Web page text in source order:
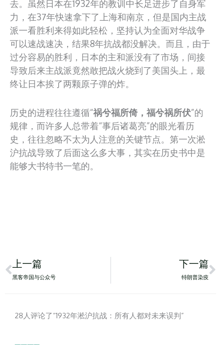
去。虽然日本在1932年的教训中长足进步了自身军
力，在37年快速拿下了上海和南京，但是国内主战
派一看胜利来得如此轻松，坚持认为全面对华战争
可以速战速决，结果8年抗战都没解决。而且，由于
过分容易的胜利，日本的主和派没有了市场，间接
导致后来主战派竟然敢把战火烧到了美国头上，最
终让日本挨了两颗原子弹的炸。
历史的进程往往遵循“祸兮福所倚，福兮祸所伏”的
规律，而许多人总带着“事后诸葛亮”的眼光看历
史，往往忽略不太为人注意的关键节点。第一次淞
沪抗战导致了后面这么多大事，其实在历史书中是
能够大书特书一笔的。
Prev
上一篇
黑客帝国与公众号
下一篇
特朗普染疫
28人评论了“1932年淞沪抗战：所有人都对未来误判”